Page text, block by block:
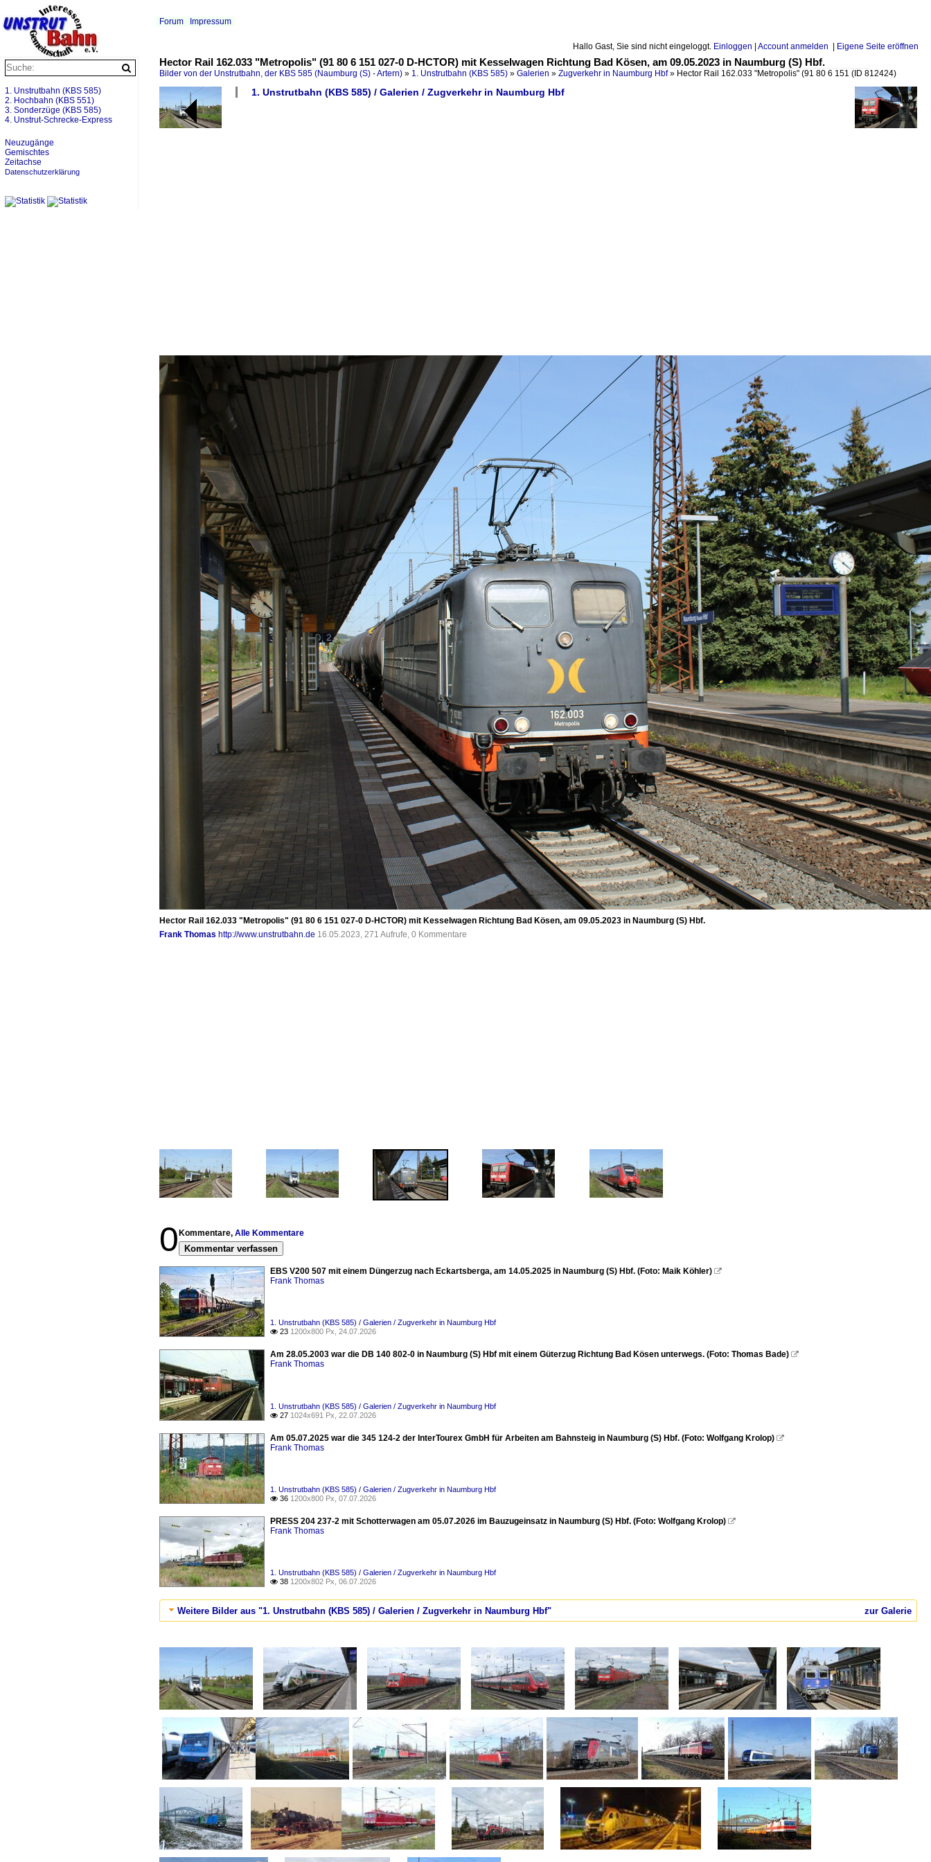
Hallo Gast, Sie sind nicht eingeloggt. Einloggen Account anmelden Eigene Seite eröffnen
Forum Impressum
Hector Rail 162.033 "Metropolis" (91 80 6 151 027-0 D-HCTOR) mit Kesselwagen Richtung Bad Kösen, am 09.05.2023 in Naumburg (S) Hbf.
Bilder von der Unstrutbahn, der KBS 585 (Naumburg (S) - Artern) » 1. Unstrutbahn (KBS 585) » Galerien » Zugverkehr in Naumburg Hbf» Hector Rail 162.033 "Metropolis" (91 80 6 151 (ID 812424)
1. Unstrutbahn (KBS 585) / Galerien / Zugverkehr in Naumburg Hbf
Hector Rail 162.033 "Metropolis" (91 80 6 151 027-0 D-HCTOR) mit Kesselwagen Richtung Bad Kösen, am 09.05.2023 in Naumburg (S) Hbf.
Frank Thomas http://www.unstrutbahn.de 16.05.2023, 271 Aufrufe, 0 Kommentare
0 Kommentare, Alle Kommentare
Kommentar verfassen
EBS V200 507 mit einem Düngerzug nach Eckartsberga, am 14.05.2025 in Naumburg (S) Hbf. (Foto: Maik Köhler) 
Frank Thomas
1. Unstrutbahn (KBS 585) / Galerien / Zugverkehr in Naumburg Hbf
 23 1200x800 Px, 24.07.2026
Am 28.05.2003 war die DB 140 802-0 in Naumburg (S) Hbf mit einem Güterzug Richtung Bad Kösen unterwegs. (Foto: Thomas Bade) 
Frank Thomas
1. Unstrutbahn (KBS 585) / Galerien / Zugverkehr in Naumburg Hbf
 27 1024x691 Px, 22.07.2026
Am 05.07.2025 war die 345 124-2 der InterTourex GmbH für Arbeiten am Bahnsteig in Naumburg (S) Hbf. (Foto: Wolfgang Krolop) 
Frank Thomas
1. Unstrutbahn (KBS 585) / Galerien / Zugverkehr in Naumburg Hbf
 36 1200x800 Px, 07.07.2026
PRESS 204 237-2 mit Schotterwagen am 05.07.2026 im Bauzugeinsatz in Naumburg (S) Hbf. (Foto: Wolfgang Krolop) 
Frank Thomas
1. Unstrutbahn (KBS 585) / Galerien / Zugverkehr in Naumburg Hbf
 38 1200x802 Px, 06.07.2026
zur Galerie
Weitere Bilder aus "1. Unstrutbahn (KBS 585) / Galerien / Zugverkehr in Naumburg Hbf"
1. Unstrutbahn (KBS 585)
2. Hochbahn (KBS 551)
3. Sonderzüge (KBS 585)
4. Unstrut-Schrecke-Express
Neuzugänge
Gemischtes
Zeitachse
Datenschutzerklärung